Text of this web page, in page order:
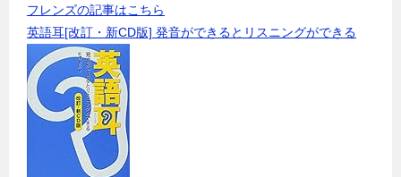
フレンズの記事はこちら
英語耳[改訂・新CD版] 発音ができるとリスニングができる